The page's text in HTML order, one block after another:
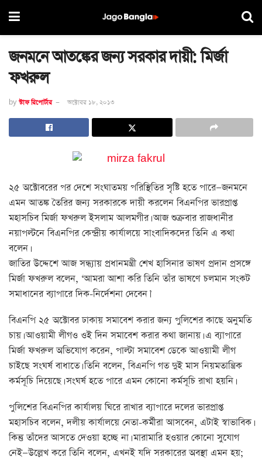
জনমনে আতঙ্কের জন্য সরকার দায়ী: মির্জা
ফখরুল
by স্টাফ রিপোর্টার অক্টোবর ১৮, ২০১৩
২৫ অক্টোবরের পর দেশে সংঘাতময় পরিস্থিতির সৃষ্টি হতে পারে—জনমনে
এমন আতঙ্ক তৈরির জন্য সরকারকে দায়ী করলেন বিএনপির ভারপ্রাপ্ত
মহাসচিব মির্জা ফখরুল ইসলাম আলমগীর। আজ শুক্রবার রাজধানীর
নয়াপল্টনে বিএনপির কেন্দ্রীয় কার্যালয়ে সাংবাদিকদের তিনি এ কথা
বলেন।
জাতির উদ্দেশে আজ সন্ধ্যায় প্রধানমন্ত্রী শেখ হাসিনার ভাষণ প্রদান প্রসঙ্গে
মির্জা ফখরুল বলেন, ‘আমরা আশা করি তিনি তাঁর ভাষণে চলমান সংকট
সমাধানের ব্যাপারে দিক-নির্দেশনা দেবেন।’
বিএনপি ২৫ অক্টোবর ঢাকায় সমাবেশ করার জন্য পুলিশের কাছে অনুমতি
চায়। আওয়ামী লীগও ওই দিন সমাবেশ করার কথা জানায়। এ ব্যাপারে
মির্জা ফখরুল অভিযোগ করেন, পাল্টা সমাবেশ ডেকে আওয়ামী লীগ
চাইছে সংঘর্ষ বাধাতে। তিনি বলেন, বিএনপি গত দুই মাস নিয়মতান্ত্রিক
কর্মসূচি দিয়েছে। সংঘর্ষ হতে পারে এমন কোনো কর্মসূচি রাখা হয়নি।
পুলিশের বিএনপির কার্যালয় ঘিরে রাখার ব্যাপারে দলের ভারপ্রাপ্ত
মহাসচিব বলেন, দলীয় কার্যালয়ে নেতা-কর্মীরা আসবেন, এটাই স্বাভাবিক।
কিন্তু তাঁদের আসতে দেওয়া হচ্ছে না। মারামারি হওয়ার কোনো সুযোগ
নেই—উল্লেখ করে তিনি বলেন, এখনই যদি সরকারের অবস্থা এমন হয়;